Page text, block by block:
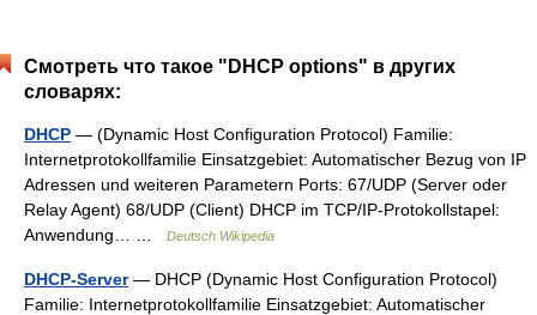
Смотреть что такое "DHCP options" в других
словарях:
DHCP — (Dynamic Host Configuration Protocol) Familie:
Internetprotokollfamilie Einsatzgebiet: Automatischer Bezug von IP
Adressen und weiteren Parametern Ports: 67/UDP (Server oder
Relay Agent) 68/UDP (Client) DHCP im TCP/IP‑Protokollstapel:
Anwendung… …
Deutsch Wikipedia
DHCP-Server— DHCP (Dynamic Host Configuration Protocol)
Familie: Internetprotokollfamilie Einsatzgebiet: Automatischer